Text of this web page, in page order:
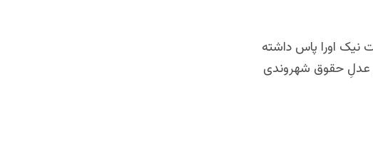
نیک اورا پاس داشته
عدلِ حقوق شهروندی